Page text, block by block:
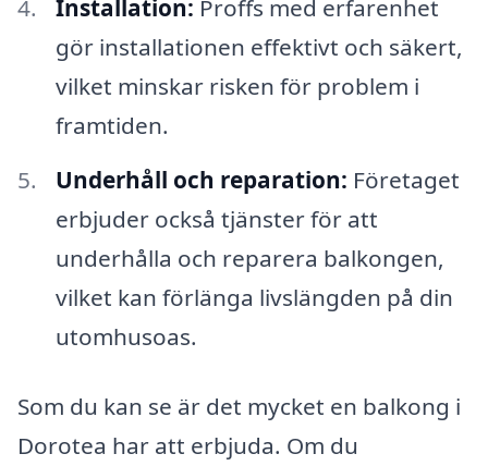
Installation: Proffs med erfarenhet
gör installationen effektivt och säkert,
vilket minskar risken för problem i
framtiden.
Underhåll och reparation: Företaget
erbjuder också tjänster för att
underhålla och reparera balkongen,
vilket kan förlänga livslängden på din
utomhusoas.
Som du kan se är det mycket en balkong i
Dorotea har att erbjuda. Om du